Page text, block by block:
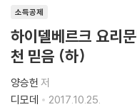
소득공제
하이델베르크 요리
천 믿음 (하)
양승헌 저
디모데
2017.10.25.